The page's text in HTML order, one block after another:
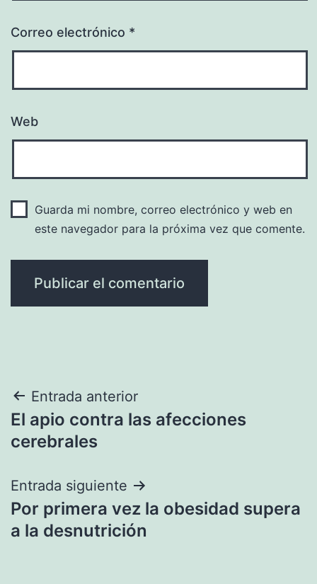
Correo electrónico *
Web
Guarda mi nombre, correo electrónico y web en
este navegador para la próxima vez que comente.
Navegación
de
Entrada anterior
El apio contra las afecciones
cerebrales
Entrada siguiente
Por primera vez la obesidad supera
a la desnutrición